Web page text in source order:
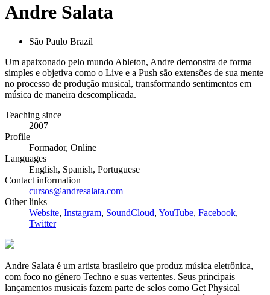
Andre Salata
São Paulo Brazil
Um apaixonado pelo mundo Ableton, Andre demonstra de forma
simples e objetiva como o Live e a Push são extensões de sua mente
no processo de produção musical, transformando sentimentos em
música de maneira descomplicada.
Teaching since
2007
Profile
Formador, Online
Languages
English, Spanish, Portuguese
Contact information
cursos@andresalata.com
Other links
Website, Instagram, SoundCloud, YouTube, Facebook,
Twitter
Andre Salata é um artista brasileiro que produz música eletrônica,
com foco no gênero Techno e suas vertentes. Seus principais
lançamentos musicais fazem parte de selos como Get Physical